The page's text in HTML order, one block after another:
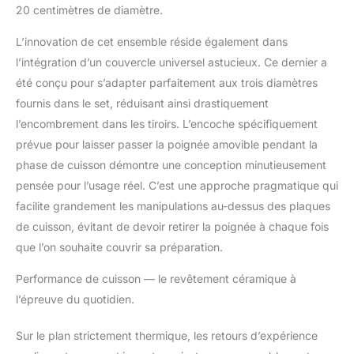
laver la poêle 5 fois. Peut
même un poulet rôti
entier' Revêtement
revêtement en céramique
sans métaux lourds –
sans PFOA, PTFE et
autres produits
Respectueux de la santé
et plus durable que les
revêtements
traditionnels. Gaine de
protection intégrale anti-
rayures pour une
résistance maximale
aucune trace noire,
20 centimètres de diamètre.
L’innovation de cet ensemble réside également dans
l’intégration d’un couvercle universel astucieux. Ce dernier a
été conçu pour s’adapter parfaitement aux trois diamètres
fournis dans le set, réduisant ainsi drastiquement
l’encombrement dans les tiroirs. L’encoche spécifiquement
prévue pour laisser passer la poignée amovible pendant la
phase de cuisson démontre une conception minutieusement
pensée pour l’usage réel. C’est une approche pragmatique qui
facilite grandement les manipulations au-dessus des plaques
de cuisson, évitant de devoir retirer la poignée à chaque fois
que l’on souhaite couvrir sa préparation.
Performance de cuisson — le revêtement céramique à
l’épreuve du quotidien.
Sur le plan strictement thermique, les retours d’expérience